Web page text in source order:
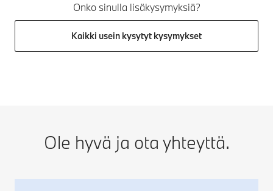
Onko sinulla lisäkysymyksiä?
Kaikki usein kysytyt kysymykset
Ole hyvä ja ota yhteyttä.